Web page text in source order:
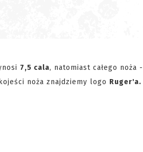
7,5 cala, natomiast całego noża -
noża znajdziemy logo Ruger'a.